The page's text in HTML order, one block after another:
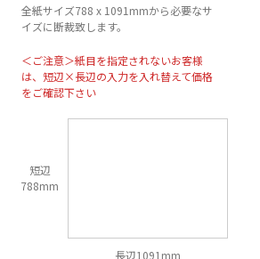
全紙サイズ788 x 1091mmから必要なサ
イズに断裁致します。
＜ご注意＞紙目を指定されないお客様
は、短辺×長辺の入力を入れ替えて価格
をご確認下さい
短辺
788mm
長辺1091mm